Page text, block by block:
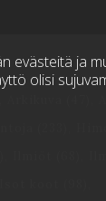
evästeitä ja
olisi